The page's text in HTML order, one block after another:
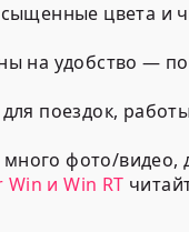
цвета и
на удобство —
поездок,
фото/видео,
Win и Win RT